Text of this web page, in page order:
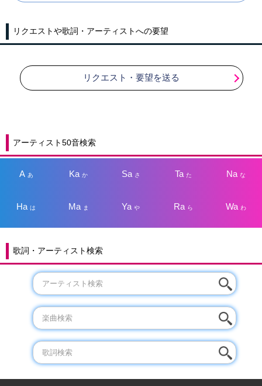
リクエストや歌詞・アーティストへの要望
リクエスト・要望を送る
アーティスト50音検索
A あ Kaか Sa さ Taた Na な
Haは Ma ま Yaや Ra ら Wa わ
歌詞・アーティスト検索